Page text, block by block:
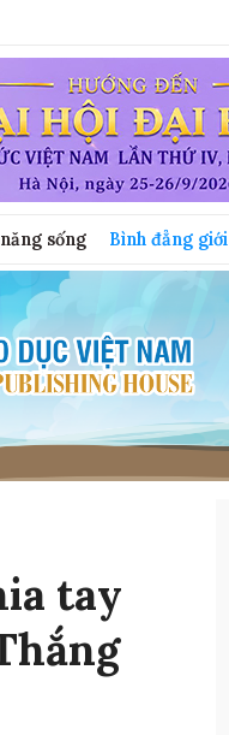
sống Bình đẳng giới
tay